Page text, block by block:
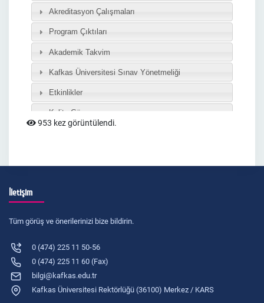
953 kez görüntülendi.
İletişim
Tüm görüş ve önerilerinizi bize bildirin.
0 (474) 225 11 50-56
0 (474) 225 11 60 (Fax)
bilgi@kafkas.edu.tr
Kafkas Üniversitesi Rektörlüğü (36100) Merkez / KARS